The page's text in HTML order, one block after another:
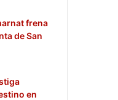
frena
de San
en